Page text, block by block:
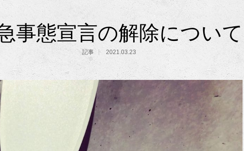
事態宣言の解除について
記事 2021.03.23